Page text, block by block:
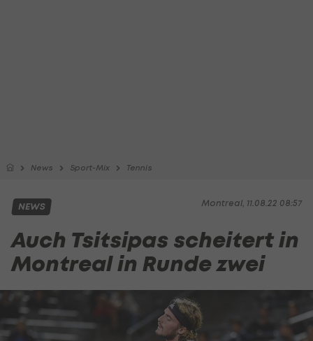
News Sport-Mix Tennis
Montreal, 11.08.22 08:57
NEWS
Auch Tsitsipas scheitert in
Montreal in Runde zwei